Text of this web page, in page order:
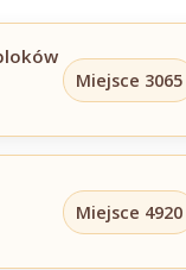
Miejsce 3065
Miejsce 4920